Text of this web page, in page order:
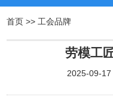
首页 >> 工会品牌
劳模工
2025-09-